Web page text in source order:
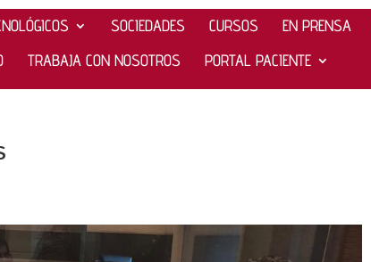
SOCIEDADES CURSOS EN PRENSA
TRABAJA CON NOSOTROS PORTAL PACIENTE